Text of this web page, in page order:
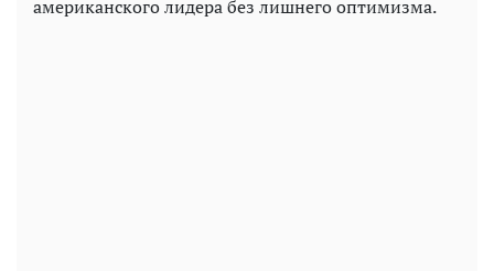
американского лидера без лишнего оптимизма.